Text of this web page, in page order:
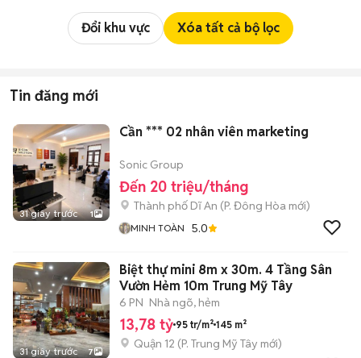
Đổi khu vực Xóa tất cả bộ lọc
Tin đăng mới
31 giây trước 1
Cần *** 02 nhân viên marketing
Sonic Group
Đến 20 triệu/tháng
Thành phố Dĩ An (P. Đông Hòa mới)
MINH TOÀN 5.0
31 giây trước 7
Biệt thự mini 8m x 30m. 4 Tầng Sân
Vườn Hẻm 10m Trung Mỹ Tây
6 PN Nhà ngõ, hẻm
13,78 tỷ 95 tr/m² 145 m²
Quận 12 (P. Trung Mỹ Tây mới)